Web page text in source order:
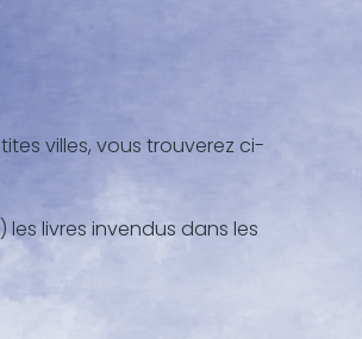
villes, vous trouverez ci-
livres invendus dans les